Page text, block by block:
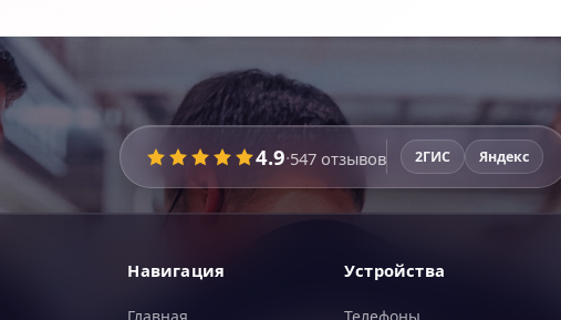
4.9·547 отзывов 2ГИС Яндекс
Навигация Устройства